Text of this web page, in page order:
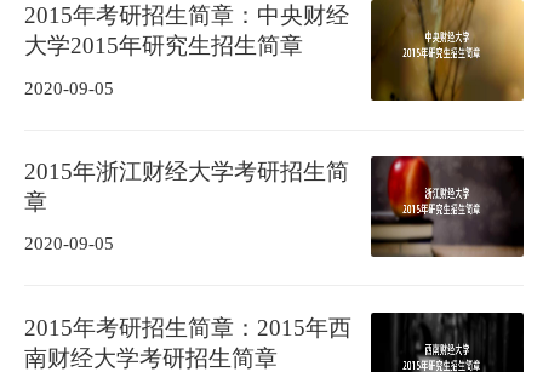
2015年考研招生简章：中央财经
大学2015年研究生招生简章
2020-09-05
2015年浙江财经大学考研招生简
章
2020-09-05
2015年考研招生简章：2015年西
南财经大学考研招生简章